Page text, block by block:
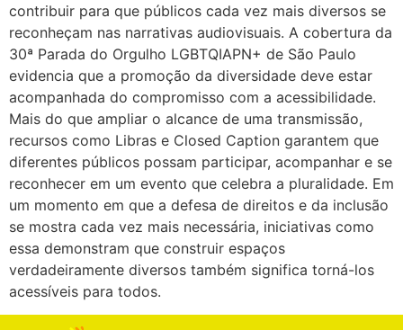
contribuir para que públicos cada vez mais diversos se
reconheçam nas narrativas audiovisuais. A cobertura da
30ª Parada do Orgulho LGBTQIAPN+ de São Paulo
evidencia que a promoção da diversidade deve estar
acompanhada do compromisso com a acessibilidade.
Mais do que ampliar o alcance de uma transmissão,
recursos como Libras e Closed Caption garantem que
diferentes públicos possam participar, acompanhar e se
reconhecer em um evento que celebra a pluralidade. Em
um momento em que a defesa de direitos e da inclusão
se mostra cada vez mais necessária, iniciativas como
essa demonstram que construir espaços
verdadeiramente diversos também significa torná-los
acessíveis para todos.